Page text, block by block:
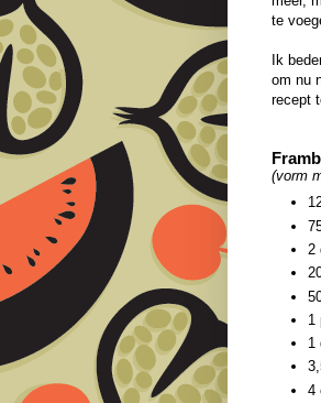
te
Ik
om nu
recept
(vorm
2
1
1
4